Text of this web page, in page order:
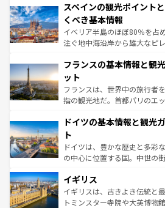
ろん、トスカーナの美しい田
景など、自然景観も見逃せな
ピザやパスタなど、絶品のイ
できる。朝目覚めてから夜眠
なお、新着のイタリア情報は
しい。
スペインの観光ポイント
くべき基本情報
イベリア半島のほぼ80％を占
注ぐ地中海沿岸から雄大なピ
文化が根付くこの国では、情
れる闘牛、そして美味しいタ
る。首都マドリードの洗練さ
アートに溢れた街角から、地
せる。地方によって風土や気
ンテンツ一覧 を参照してほしい
フランスの基本情報と観
ット
フランスは、世界中の旅行者
指の観光地だ。首都パリのエ
で、幅広い魅力が詰まってい
聖堂、美しいビーチ、そして
から魅了する。また、フラン
れ、フランス料理はユネスコ
香り高いラベンダー畑など、
らに、パリ以外の地域にも魅
も豊かな歴史と文化が息づい
ドイツの基本情報と観光
ト
ドイツは、豊かな歴史と多彩
の中心に位置する国。中世の
顔を持つこの国は、どこを歩
ルリンの文化的活気、バイエ
してライン川沿いのワイン畑
イギリス
イギリスは、古きよき伝統と
トミンスター寺院や大英博物